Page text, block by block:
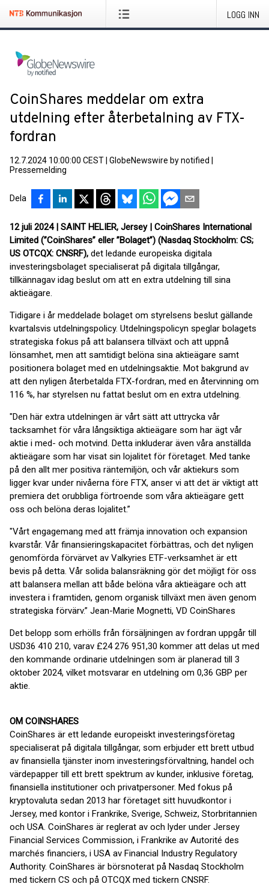
LOGG INN
CoinShares meddelar om extra
utdelning efter återbetalning av FTX-
fordran
12.7.2024 10:00:00 CEST GlobeNewswire by notified
Pressemelding
Dela
12 juli 2024 | SAINT HELIER, Jersey | CoinShares International
Limited (”CoinShares” eller ”Bolaget”) (Nasdaq Stockholm: CS;
US OTCQX: CNSRF), det ledande europeiska digitala
investeringsbolaget specialiserat på digitala tillgångar,
tillkännagav idag beslut om att en extra utdelning till sina
aktieägare.
Tidigare i år meddelade bolaget om styrelsens beslut gällande
kvartalsvis utdelningspolicy. Utdelningspolicyn speglar bolagets
strategiska fokus på att balansera tillväxt och att uppnå
lönsamhet, men att samtidigt belöna sina aktieägare samt
positionera bolaget med en utdelningsaktie. Mot bakgrund av
att den nyligen återbetalda FTX-fordran, med en återvinning om
116 %, har styrelsen nu fattat beslut om en extra utdelning.
"Den här extra utdelningen är vårt sätt att uttrycka vår
tacksamhet för våra långsiktiga aktieägare som har ägt vår
aktie i med- och motvind. Detta inkluderar även våra anställda
aktieägare som har visat sin lojalitet för företaget. Med tanke
på den allt mer positiva räntemiljön, och vår aktiekurs som
ligger kvar under nivåerna före FTX, anser vi att det är viktigt att
premiera det orubbliga förtroende som våra aktieägare gett
oss och belöna deras lojalitet.”
"Vårt engagemang med att främja innovation och expansion
kvarstår. Vår finansieringskapacitet förbättras, och det nyligen
genomförda förvärvet av Valkyries ETF-verksamhet är ett
bevis på detta. Vår solida balansräkning gör det möjligt för oss
att balansera mellan att både belöna våra aktieägare och att
investera i framtiden, genom organisk tillväxt men även genom
strategiska förvärv.” Jean-Marie Mognetti, VD CoinShares
Det belopp som erhölls från försäljningen av fordran uppgår till
USD36 410 210, varav £24 276 951,30 kommer att delas ut med
den kommande ordinarie utdelningen som är planerad till 3
oktober 2024, vilket motsvarar en utdelning om 0,36 GBP per
aktie.
OM COINSHARES
CoinShares är ett ledande europeiskt investeringsföretag
specialiserat på digitala tillgångar, som erbjuder ett brett utbud
av finansiella tjänster inom investeringsförvaltning, handel och
värdepapper till ett brett spektrum av kunder, inklusive företag,
finansiella institutioner och privatpersoner. Med fokus på
kryptovaluta sedan 2013 har företaget sitt huvudkontor i
Jersey, med kontor i Frankrike, Sverige, Schweiz, Storbritannien
och USA. CoinShares är reglerat av och lyder under Jersey
Financial Services Commission, i Frankrike av Autorité des
marchés financiers, i USA av Financial Industry Regulatory
Authority. CoinShares är börsnoterat på Nasdaq Stockholm
med tickern CS och på OTCQX med tickern CNSRF.